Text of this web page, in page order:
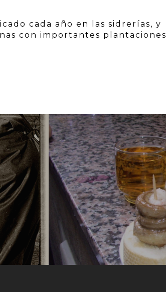
cada año en las sidrerías, y
con importantes plantaciones